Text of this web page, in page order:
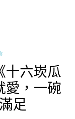
六崁瓜
，一碗
足